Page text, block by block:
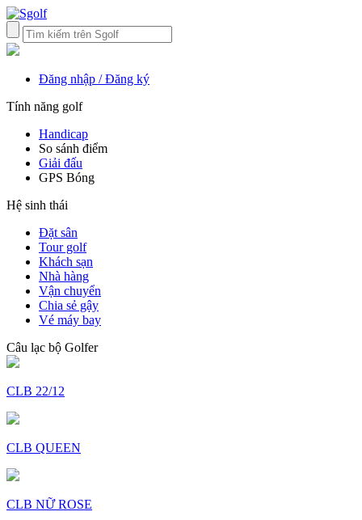
Đăng nhập / Đăng ký
Tính năng golf
Handicap
So sánh điểm
Giải đấu
GPS Bóng
Hệ sinh thái
Đặt sân
Tour golf
Khách sạn
Nhà hàng
Vận chuyển
Chia sẻ gậy
Vé máy bay
Câu lạc bộ Golfer
CLB 22/12
CLB QUEEN
CLB NỮ ROSE